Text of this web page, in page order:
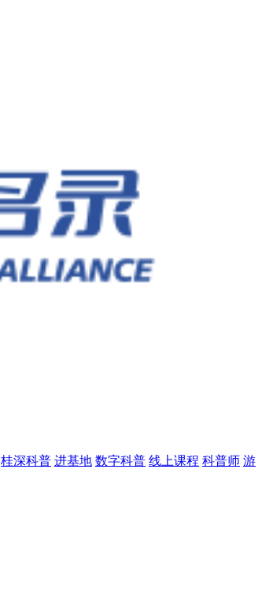
桂深科普 进基地 数字科普 线上课程 科普师 游